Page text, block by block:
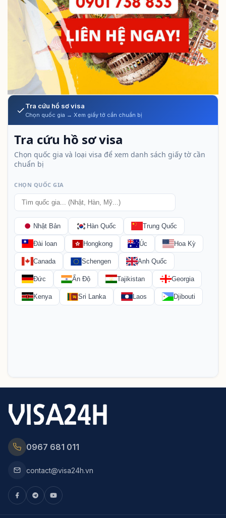
Tra cứu hồ sơ visa
Chọn quốc gia → Xem giấy tờ cần chuẩn bị
0967 681 011
contact@visa24h.vn